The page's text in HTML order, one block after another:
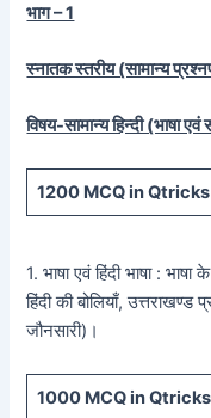
भाग – 1
स्नातक स्तरीय (सामान्य
विषय-सामान्य हिन्दी (भाषा एवं
1200 MCQ in
1. भाषा एवं हिंदी भाषा : भाषा
हिंदी की बोलियाँ,
जौनसारी)।
1000 MCQ in